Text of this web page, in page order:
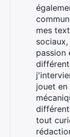
mes
passion
jouet
tout